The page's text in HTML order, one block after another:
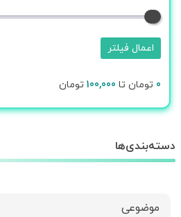
اعمال فیلتر
0 تومان تا 100,000 تومان
دسته‌بندی‌ها
موضوعی